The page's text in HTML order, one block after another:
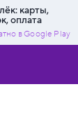
карты,
оплата
в Google Play